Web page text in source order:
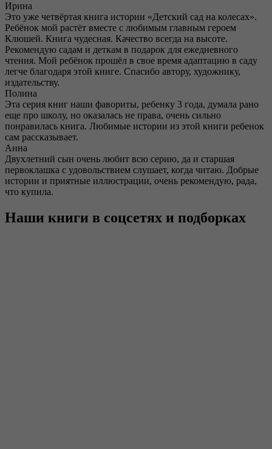
Ирина
Это уже четвёртая книга истории «Детский сад на колесах».
Ребёнок мой растёт вместе с любимым главным героем
Клюшей. Книга чудесная. Качество всегда на высоте.
Рекомендую садам и деткам в подарок для ежедневного
чтения. Мой ребёнок прошёл в свое время адаптацию в саду
легче благодаря этой книге. Спасибо автору, художнику,
издательству.
Полина
Эта серия книг наши фавориты, ребенку 3 года, думала рано
еще про школу, но оказалась не права, очень сильно
понравилась книга. Любимые истории из этой книги ребенок
сам рассказывает.
Анна
Двухлетний сын очень любит всю серию, да и старшая
первоклашка с удовольствием слушает, когда читаю. Добрые
истории и приятные иллюстрации, очень рекомендую, рада,
что купила.
Наши книги в соцсетях и подборках